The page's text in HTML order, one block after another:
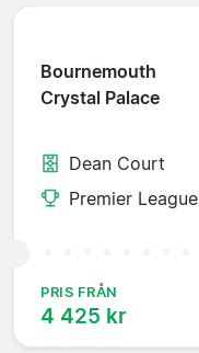
Bournemouth
Crystal Palace
Dean Court
Premier League
PRIS FRÅN
4 425 kr